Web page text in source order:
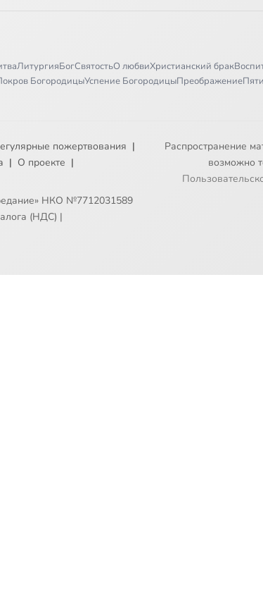
ЛитургияБогСвятостьО любвиХристианский брак
БогородицыУспение БогородицыПреображение
пожертвования |
| О проекте |
НКО №7712031589
(НДС) |
Распространение
возможно